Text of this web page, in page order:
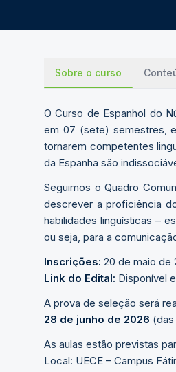
Sobre o curso
O Curso de Espanhol do
em 07 (sete) semestres,
tornarem competentes
da Espanha são
Seguimos o Quadro
descrever a proficiência
habilidades linguísticas –
ou seja, para a
Inscrições: 20 de maio de
Link do Edital: Disponível
A prova de seleção será
28 de junho de 2026 (das
As aulas estão previstas
Local: UECE – Campus